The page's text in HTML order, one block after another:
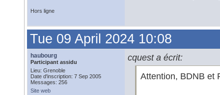
Hors ligne
Tue 09 April 2024 10:08
haubourg
Participant assidu
Lieu: Grenoble
Date d'inscription: 7 Sep 2005
Messages: 256
Site web
cquest a écrit:
Attention, BDNB et